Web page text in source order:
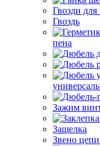
Гвозди для
Гвоздь
пена
Зажим
Защелка
Звено